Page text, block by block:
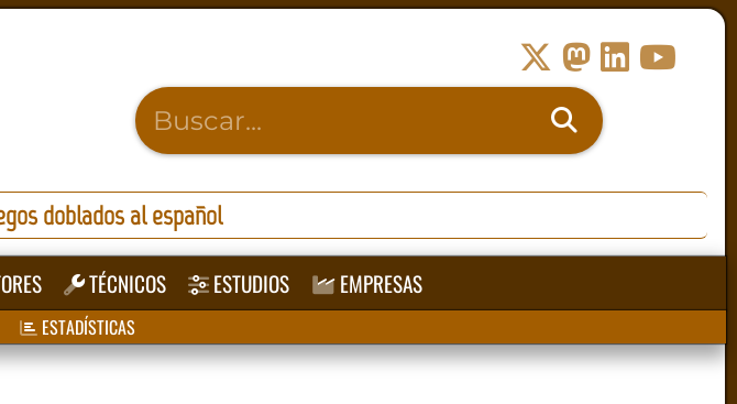
doblados al español
TÉCNICOS ESTUDIOS EMPRESAS
ESTADÍSTICAS